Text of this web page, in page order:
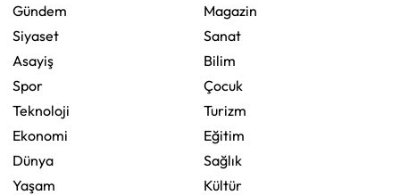
Gündem
Siyaset
Asayiş
Spor
Teknoloji
Ekonomi
Dünya
Yaşam
Magazin
Sanat
Bilim
Çocuk
Turizm
Eğitim
Sağlık
Kültür